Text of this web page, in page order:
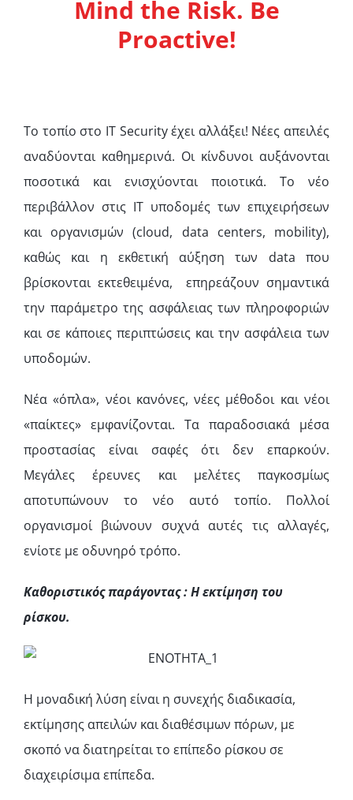
Mind the Risk. Be
Proactive!
To τοπίο στο IT Security έχει αλλάξει! Νέες απειλές
αναδύονται καθημερινά. Οι κίνδυνοι αυξάνονται
ποσοτικά και ενισχύονται ποιοτικά. Το νέο
περιβάλλον στις IT υποδομές των επιχειρήσεων
και οργανισμών (cloud, data centers, mobility),
καθώς και η εκθετική αύξηση των data που
βρίσκονται εκτεθειμένα, επηρεάζουν σημαντικά
την παράμετρο της ασφάλειας των πληροφοριών
και σε κάποιες περιπτώσεις και την ασφάλεια των
υποδομών.
Νέα «όπλα», νέοι κανόνες, νέες μέθοδοι και νέοι
«παίκτες» εμφανίζονται. Τα παραδοσιακά μέσα
προστασίας είναι σαφές ότι δεν επαρκούν.
Μεγάλες έρευνες και μελέτες παγκοσμίως
αποτυπώνουν το νέο αυτό τοπίο. Πολλοί
οργανισμοί βιώνουν συχνά αυτές τις αλλαγές,
ενίοτε με οδυνηρό τρόπο.
Καθοριστικός παράγοντας : Η εκτίμηση του
ρίσκου.
Η μοναδική λύση είναι η συνεχής διαδικασία,
εκτίμησης απειλών και διαθέσιμων πόρων, με
σκοπό να διατηρείται το επίπεδο ρίσκου σε
διαχειρίσιμα επίπεδα.